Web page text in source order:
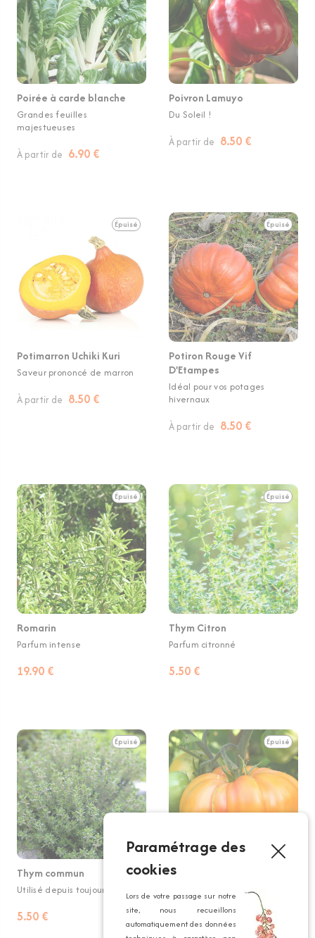
Poirée à carde blanche
Grandes feuilles
majestueuses
À partir de 6.90 €
Poivron Lamuyo
Du Soleil !
À partir de 8.50 €
Épuisé
Potimarron Uchiki Kuri
Saveur prononcé de marron
À partir de 8.50 €
Épuisé
Potiron Rouge Vif
D'Etampes
Idéal pour vos potages
hivernaux
À partir de 8.50 €
Épuisé
Romarin
Parfum intense
19.90 €
Épuisé
Thym Citron
Parfum citronné
5.50 €
Épuisé
Thym commun
Utilisé depuis toujours.
5.50 €
Épuisé
Tomate Ananas
Des tomates de 1kg
À partir de 8.50 €
Paramétrage des
cookies
Lors de votre passage sur notre
site, nous recueillons
automatiquement des données